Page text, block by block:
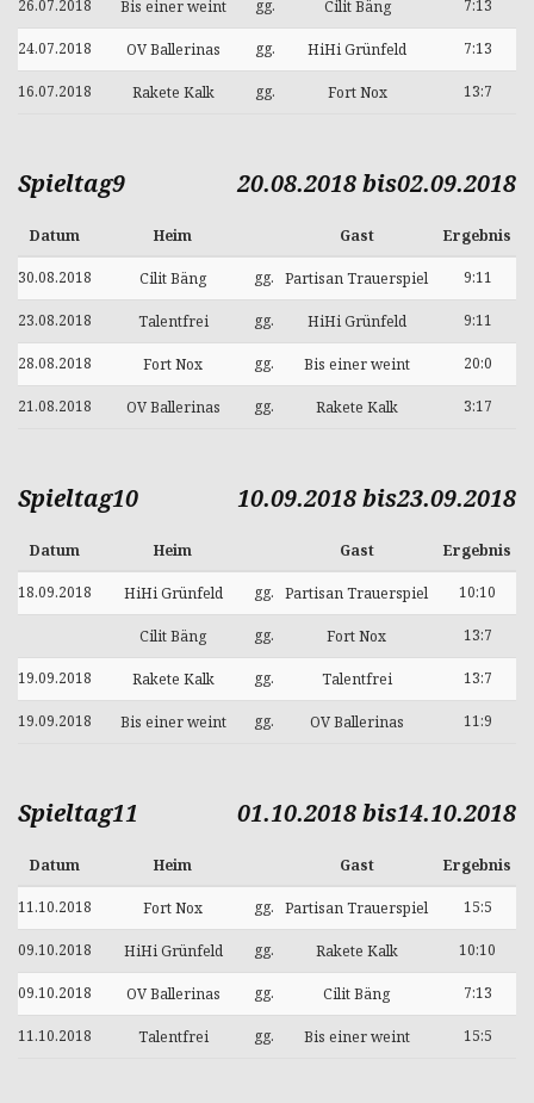
26.07.2018 Bis einer weint gg. Cilit Bäng 7:13
24.07.2018 OV Ballerinas gg. HiHi Grünfeld 7:13
16.07.2018 Rakete Kalk gg. Fort Nox 13:7
Spieltag9 20.08.2018 bis02.09.2018
Datum Heim Gast Ergebnis
30.08.2018 Cilit Bäng gg. Partisan Trauerspiel 9:11
23.08.2018 Talentfrei gg. HiHi Grünfeld 9:11
28.08.2018 Fort Nox gg. Bis einer weint 20:0
21.08.2018 OV Ballerinas gg. Rakete Kalk 3:17
Spieltag10 10.09.2018 bis23.09.2018
Datum Heim Gast Ergebnis
18.09.2018 HiHi Grünfeld gg. Partisan Trauerspiel 10:10
Cilit Bäng gg. Fort Nox 13:7
19.09.2018 Rakete Kalk gg. Talentfrei 13:7
19.09.2018 Bis einer weint gg. OV Ballerinas 11:9
Spieltag11 01.10.2018 bis14.10.2018
Datum Heim Gast Ergebnis
11.10.2018 Fort Nox gg. Partisan Trauerspiel 15:5
09.10.2018 HiHi Grünfeld gg. Rakete Kalk 10:10
09.10.2018 OV Ballerinas gg. Cilit Bäng 7:13
11.10.2018 Talentfrei gg. Bis einer weint 15:5